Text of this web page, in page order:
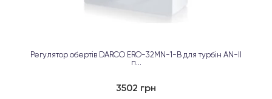
Регулятор обертів DARCO ERO-32MN-1-B для турбін AN-II
п...
3502 грн